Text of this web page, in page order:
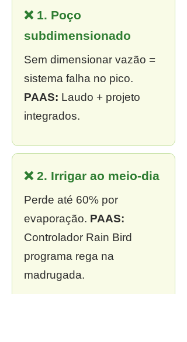
❌ 1. Poço
subdimensionado
Sem dimensionar vazão =
sistema falha no pico.
PAAS: Laudo + projeto
integrados.
❌ 2. Irrigar ao meio-dia
Perde até 60% por
evaporação. PAAS:
Controlador Rain Bird
programa rega na
madrugada.